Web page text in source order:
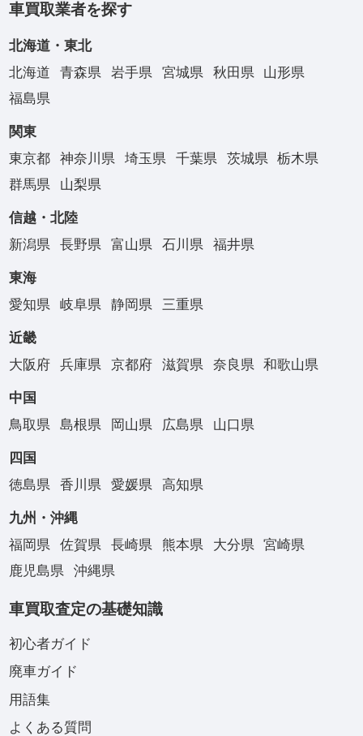
車買取業者を探す
北海道・東北
北海道
青森県 岩手県 宮城県 秋田県
山形県
福島県
関東
東京都
神奈川県 埼玉県 千葉県 茨城県
栃木県
群馬県
山梨県
信越・北陸
新潟県
長野県 富山県 石川県 福井県
東海
愛知県
岐阜県 静岡県 三重県
近畿
大阪府
兵庫県 京都府 滋賀県 奈良県 和歌山県
中国
鳥取県
島根県 岡山県 広島県 山口県
四国
徳島県
香川県 愛媛県 高知県
九州・沖縄
福岡県
佐賀県 長崎県 熊本県 大分県
宮崎県
鹿児島県
沖縄県
車買取査定の基礎知識
初心者ガイド
廃車ガイド
用語集
よくある質問